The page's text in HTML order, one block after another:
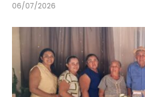
06/07/2026